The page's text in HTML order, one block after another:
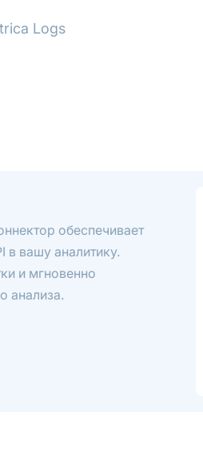
Logs
обеспечивает
в вашу аналитику.
и мгновенно
анализа.